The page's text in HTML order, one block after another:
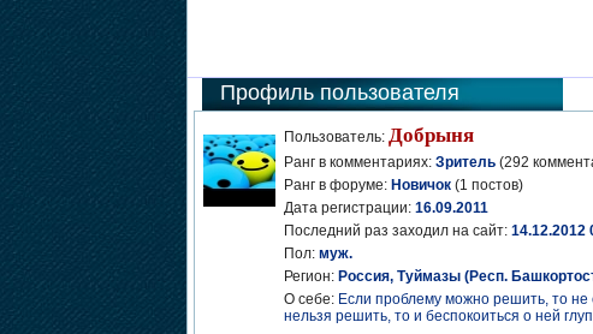
Профиль пользователя
Пользователь: Добрыня
Ранг в комментариях: Зритель(292
Ранг в форуме: Новичок(1 постов)
Дата регистрации: 16.09.2011
Последний раз заходил на сайт: 14.12.2012
Пол: муж.
Регион: Россия, Туймазы (Респ.
О себе: Если проблему можно решить, то не
нельзя решить, то и беспокоиться о ней